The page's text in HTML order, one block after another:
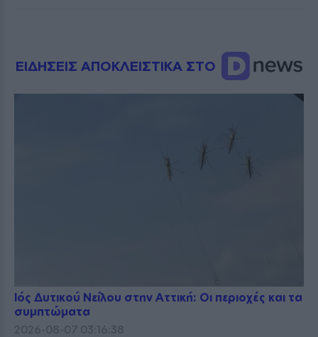
ΕΙΔΗΣΕΙΣ ΑΠΟΚΛΕΙΣΤΙΚΑ ΣΤΟ
Ιός Δυτικού Νείλου στην Αττική: Οι περιοχές και τα
συμπτώματα
2026-08-07 03:16:38